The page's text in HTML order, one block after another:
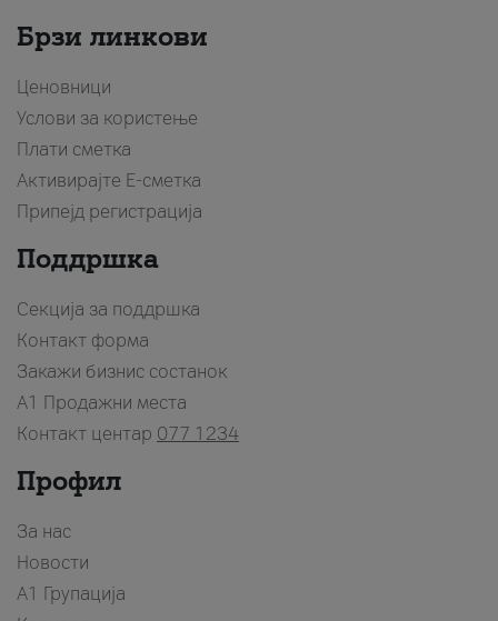
Брзи линкови
Ценовници
Услови за користење
Плати сметка
Активирајте Е-сметка
Припејд регистрација
Поддршка
Секција за поддршка
Контакт форма
Закажи бизнис состанок
A1 Продажни места
Контакт центар 077 1234
Профил
За нас
Новости
А1 Групација